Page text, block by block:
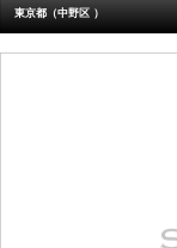
東京都（中野区 ）